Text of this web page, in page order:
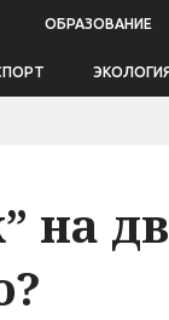
ОБРАЗОВАНИЕ
на